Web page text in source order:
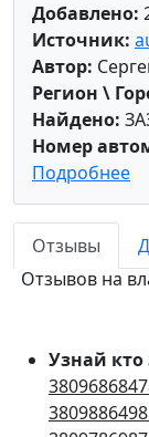
Добавлено:
Источник:
Автор:
Регион \
Найдено:
Номер
Подробнее
Отзывы
Отзывов на
Узнай кто